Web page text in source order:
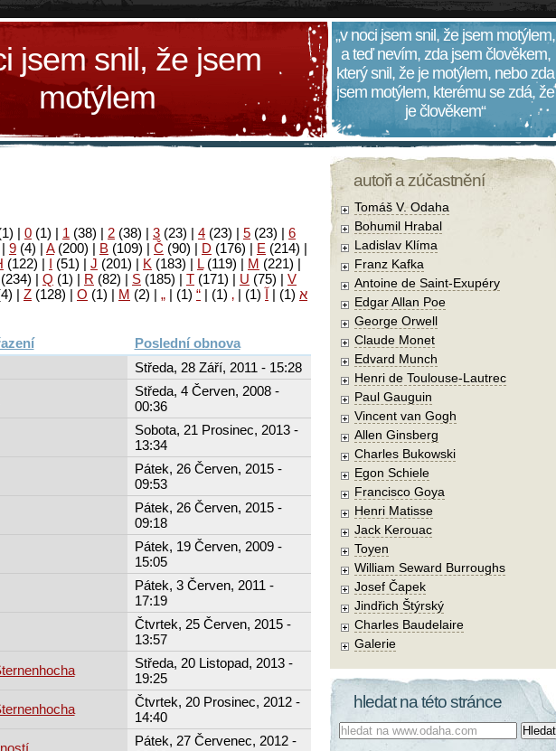
jsem snil, že jsem
motýlem
„v noci jsem snil, že jsem motýlem,
a teď nevím, zda jsem člověkem,
který snil, že je motýlem, nebo zda
jsem motýlem, kterému se zdá, že
je člověkem“
| 0 (1) | 1 (38) | 2 (38) | 3 (23) | 4 (23) | 5 (23) | 6
| 9 (4) | A(200) | B (109) | Č (90) | D (176) | E (214) |
(122) | I (51) | J (201) | K (183) | L(119) | M (221) |
(234) | Q (1) | R (82) | S (185) | T (171) | U (75) | V
| Z (128) | Ο (1) | М (2) | א (1)
| آ (1)
|
‚
(1)
|
“
(1)
|
„
Poslední obnova
Středa, 28 Září, 2011 - 15:28
Středa, 4 Červen, 2008 -
00:36
Sobota, 21 Prosinec, 2013 -
13:34
Pátek, 26 Červen, 2015 -
09:53
Pátek, 26 Červen, 2015 -
09:18
Pátek, 19 Červen, 2009 -
15:05
Pátek, 3 Červen, 2011 -
17:19
Čtvrtek, 25 Červen, 2015 -
13:57
Středa, 20 Listopad, 2013 -
19:25
Čtvrtek, 20 Prosinec, 2012 -
14:40
Pátek, 27 Červenec, 2012 -
autoři a zúčastnění
Tomáš V. Odaha
Bohumil Hrabal
Ladislav Klíma
Franz Kafka
Antoine de Saint-Exupéry
Edgar Allan Poe
George Orwell
Claude Monet
Edvard Munch
Henri de Toulouse-Lautrec
Paul Gauguin
Vincent van Gogh
Allen Ginsberg
Charles Bukowski
Egon Schiele
Francisco Goya
Henri Matisse
Jack Kerouac
Toyen
William Seward Burroughs
Josef Čapek
Jindřich Štýrský
Charles Baudelaire
Galerie
hledat na této stránce
Co hledat: